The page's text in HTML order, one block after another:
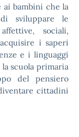
bambini che la
sviluppare le
sociali,
i saperi
e i linguaggi
scuola primaria
del pensiero
cittadini